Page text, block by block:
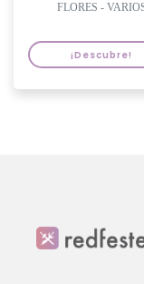
FLORES -
¡Descubre!